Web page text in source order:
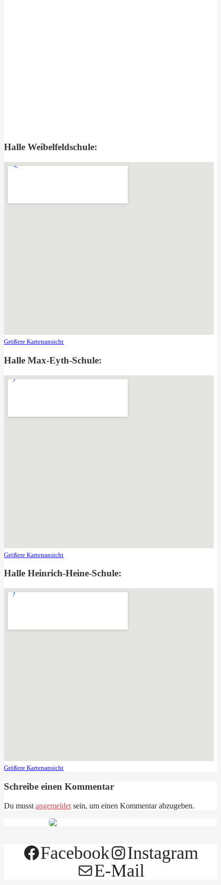
Halle Weibelfeldschule:
Größere Kartenansicht
Halle Max-Eyth-Schule:
Größere Kartenansicht
Halle Heinrich-Heine-Schule:
Größere Kartenansicht
Schreibe einen Kommentar
Du musst angemeldet sein, um einen Kommentar abzugeben.
Facebook
Instagram
E-Mail